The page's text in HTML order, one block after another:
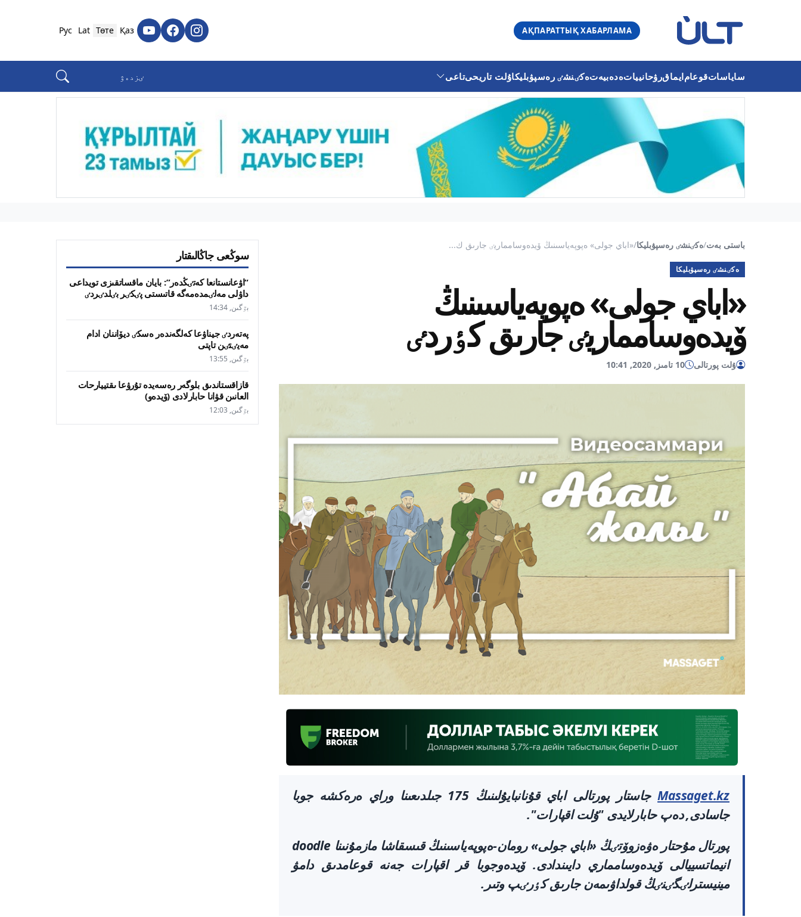
АҚПАРАТТЫҚ ХАБАРЛАМА
Қаз
Төте
Lat
Рус
ساياساتقوعامايماقرۋحانيياتەدەبيەتەكٸنشٸ رەسپۋبليكاۇلت تاريحىتاعى
باستى بەت/ەكٸنشٸ رەسپۋبليكا/«اباي جولى» ەپوپەياسىنىڭ ۆيدەوسامماريٸ جارىق ك...
ەكٸنشٸ رەسپۋبليكا
«اباي جولى» ەپوپەياسىنىڭ
ۆيدەوسامماريٸ جارىق كٶردٸ
ۇلت پورتالى 10 تامىز, 2020, 10:41
Massaget.kz
جاستار پورتالى اباي قۇنانبايۇلىنىڭ 175 جىلدىعىنا وراي ەرەكشە جوبا
جاسادى, دەپ حابارلايدى "ۇلت اقپارات".
پورتال مۇحتار ەۋەزوۆتٸڭ «اباي جولى» رومان-ەپوپەياسىنىڭ قىسقاشا مازمۇنىنا doodle
انيماتسييالى ۆيدەوسامماري دايىندادى. ۆيدەوجوبا قر اقپارات جەنە قوعامدىق دامۋ
مينيسترلٸگٸنٸڭ قولداۋىمەن جارىق كٶرٸپ وتىر.
سوڭعى جاڭالىقتار
“اۋعانستانعا كەتٸڭدەر”: بايان ماقساتقىزى تويداعى
داۋلى مەلٸمدەمەگە قاتىستى پٸكٸر بٸلدٸردٸ
بٷگىن, 14:34
پەتەردٸ جيناۋعا كەلگەندەر ەسكٸ ديۆاننان ادام
مەيٸتٸن تاپتى
بٷگىن, 13:55
قازاقستاندىق بلوگەر رەسەيدە تۇرۋعا ىقتييارحات
العانىن قۋانا حابارلادى (ۆيدەو)
بٷگىن, 12:03